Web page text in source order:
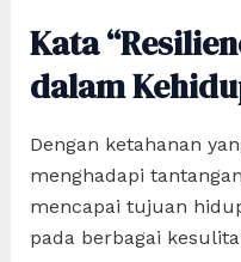
Kata
dalam
Dengan ketahanan
menghadapi
mencapai tujuan
pada berbagai